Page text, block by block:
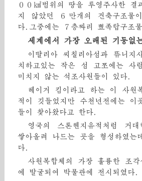
００㎢범위의 땅을 투영주사한 결
지 않았던 ６만개의 건축구조물
다.그중에는 ７층짜리 뾰족탑구조
세계에서 가장 오래된 기둥없
이딸리아 씨칠리아섬과 뜌니지
치하고있는 작은 섬 고쪼에는 사
미치지 않는 석조사원들이 있다.
헤이거 킴이라고 하는 이 사원
적이 깃들었지만 수천년전에는 이
들이 찾아왔다고 한다.
영국의 스톤헨지유적처럼 거대
쌓아올려 나드는 곳을 형성하였는
다.
사원복합체의 가장 훌륭한 조각
에 발굴되여 박물관에 전시되였다.